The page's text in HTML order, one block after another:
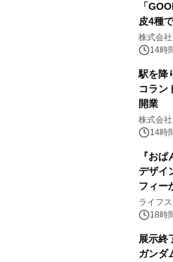
「
皮4種
株式会
14時
駅を降
コラン
開業
株式会
14時
『お
デザイ
フィー
い、ポ
ン。
ライフ
18時
展示終
ガンダ